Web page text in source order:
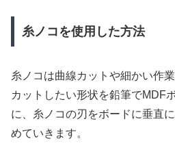
糸ノコを使用した方法
糸ノコは曲線カットや細かい作
カットしたい形状を鉛筆でMDF
に、糸ノコの刃をボードに垂直
めていきます。